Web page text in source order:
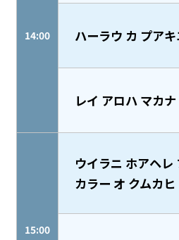
14:00 ハーラウ カ プア
レイ アロハ マカナ
15:00
ウイラニ ホアヘレ
カラー オ クムカ